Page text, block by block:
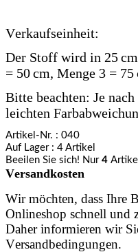
Verkaufseinheit:
Der Stoff wird in 25
= 50 cm, Menge 3 =
Bitte beachten: Je
leichten
Artikel-Nr. : 040
Auf Lager : 4 Artikel
Beeilen Sie sich! Nur 4
Versandkosten
Wir möchten, dass Ihre
Onlineshop schnell und
Daher informieren wir
Versandbedingungen.